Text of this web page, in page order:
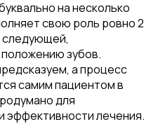
на несколько
свою роль ровно 2
следующей,
зубов.
а процесс
самим пациентом в
для
эффективности лечения.